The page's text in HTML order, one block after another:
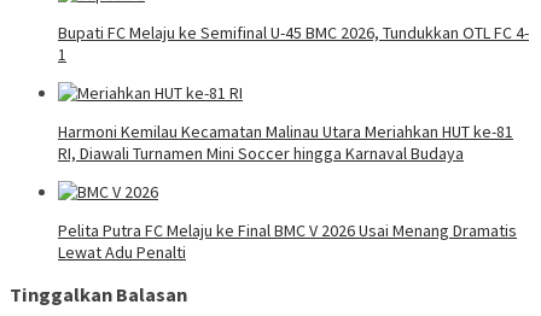
Bupati FC Melaju ke Semifinal U-45 BMC 2026, Tundukkan OTL FC 4-
1
Harmoni Kemilau Kecamatan Malinau Utara Meriahkan HUT ke-81
RI, Diawali Turnamen Mini Soccer hingga Karnaval Budaya
Pelita Putra FC Melaju ke Final BMC V 2026 Usai Menang Dramatis
Lewat Adu Penalti
Tinggalkan Balasan